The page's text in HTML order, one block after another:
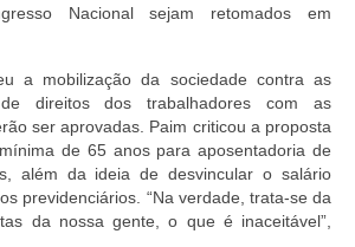
Nacional sejam retomados em
a mobilização da sociedade contra as
direitos dos trabalhadores com as
ser aprovadas. Paim criticou a proposta
de 65 anos para aposentadoria de
além da ideia de desvincular o salário
previdenciários. “Na verdade, trata-se da
da nossa gente, o que é inaceitável”,